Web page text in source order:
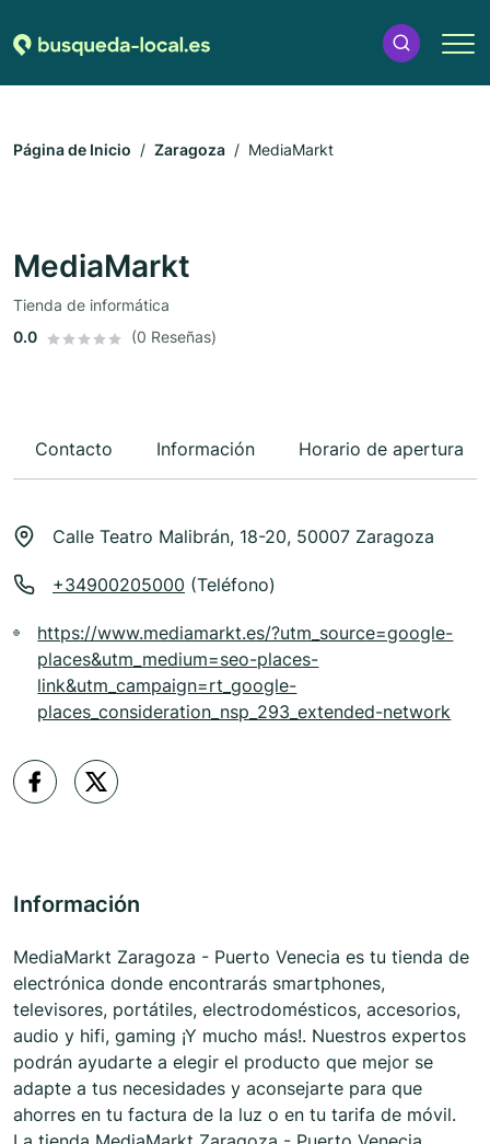
Página de Inicio Zaragoza MediaMarkt
MediaMarkt
Tienda de informática
0.0
(0 Reseñas)
Contacto Información Horario de apertura
Calle Teatro Malibrán, 18-20, 50007 Zaragoza
+34900205000 (Teléfono)
https://www.mediamarkt.es/?utm_source=google-
places&utm_medium=seo-places-
link&utm_campaign=rt_google-
places_consideration_nsp_293_extended-network
Información
MediaMarkt Zaragoza - Puerto Venecia es tu tienda de
electrónica donde encontrarás smartphones,
televisores, portátiles, electrodomésticos, accesorios,
audio y hifi, gaming ¡Y mucho más!. Nuestros expertos
podrán ayudarte a elegir el producto que mejor se
adapte a tus necesidades y aconsejarte para que
ahorres en tu factura de la luz o en tu tarifa de móvil.